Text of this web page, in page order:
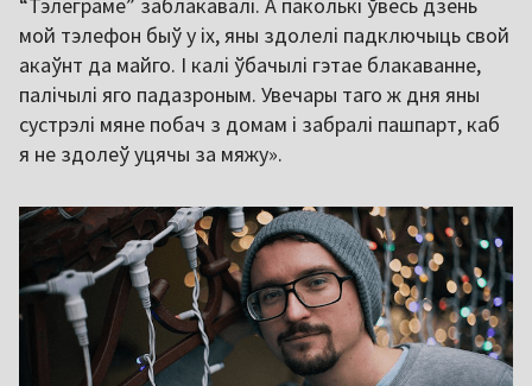
“Тэлеграме” заблакавалі. А паколькі ўвесь дзень
мой тэлефон быў у іх, яны здолелі падключыць свой
акаўнт да майго. І калі ўбачылі гэтае блакаванне,
палічылі яго падазроным. Увечары таго ж дня яны
сустрэлі мяне побач з домам і забралі пашпарт, каб
я не здолеў уцячы за мяжу».